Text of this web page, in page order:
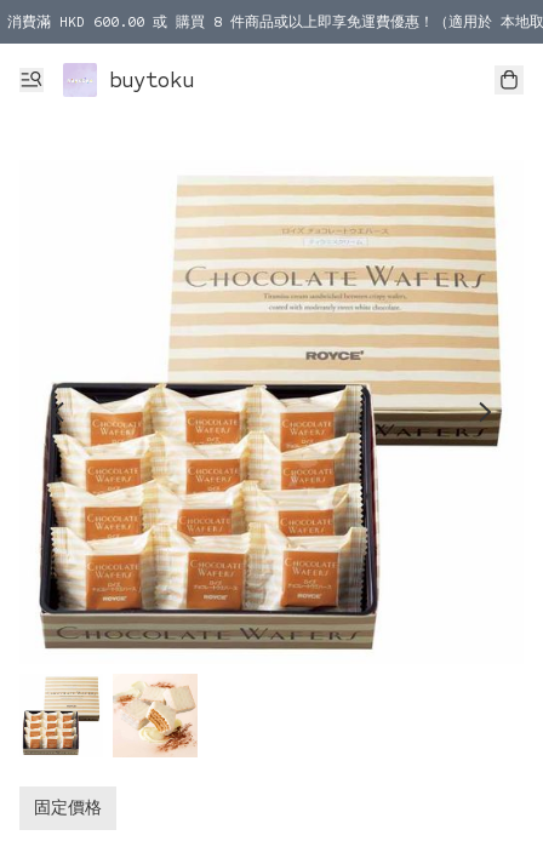
消費滿 HKD 600.00 或 購買 8 件商品或以上即享免運費優惠！（適用於 本地
消費滿 HKD 1000.00 或 購買 100 件商品或以上即享免運費優惠！（適用於
buytoku
固定價格